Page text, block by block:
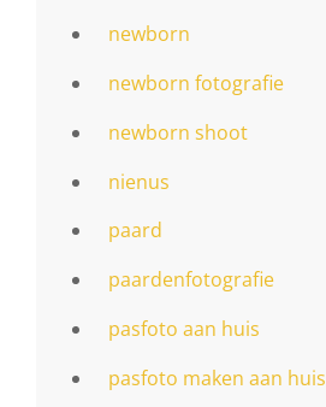
newborn
newborn fotografie
newborn shoot
nienus
paard
paardenfotografie
pasfoto aan huis
pasfoto maken aan huis